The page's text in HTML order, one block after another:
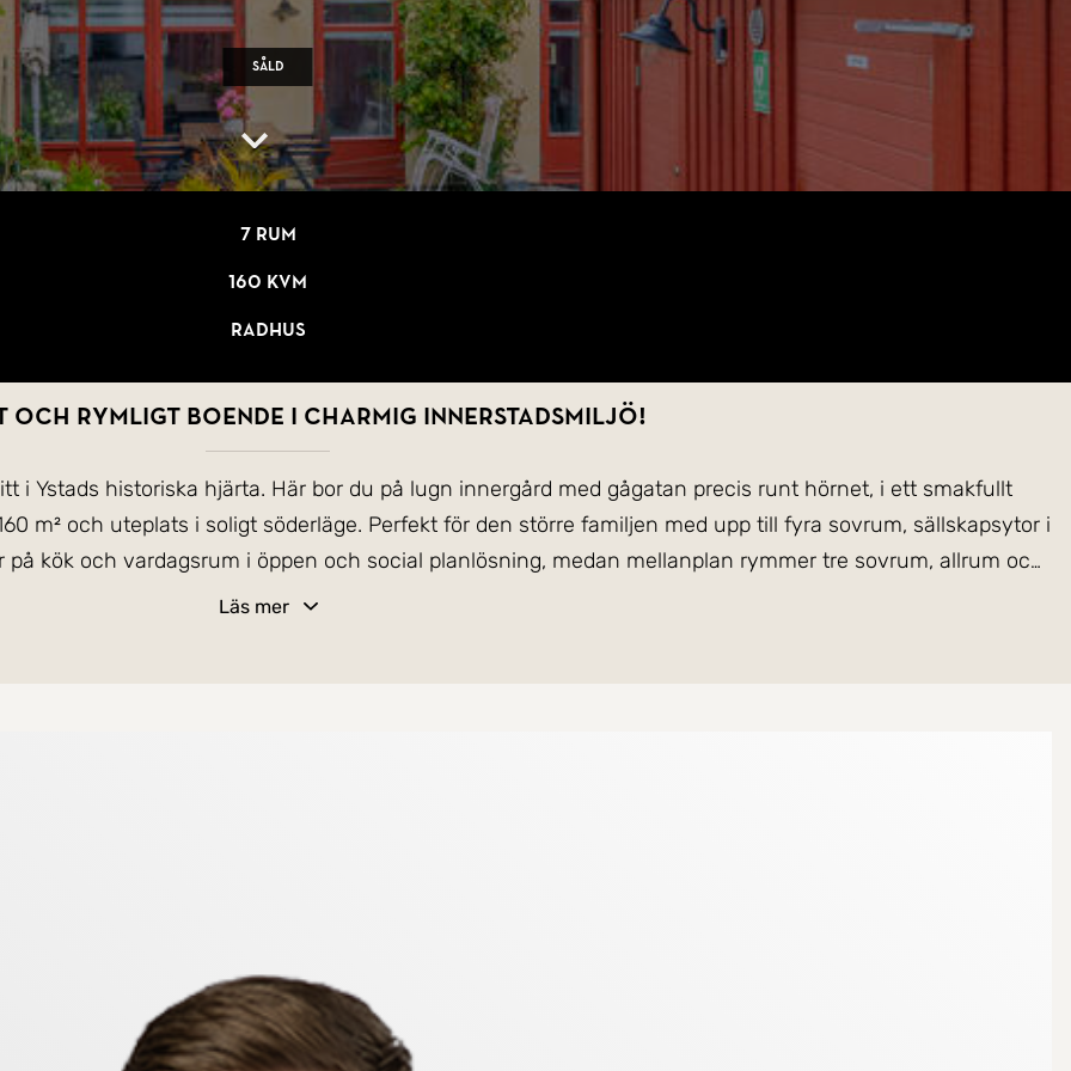
Såld
7 rum
160 kvm
Radhus
och rymligt boende i charmig innerstadsmiljö!
i Ystads historiska hjärta. Här bor du på lugn innergård med gågatan precis runt hörnet, i ett smakfullt
m² och uteplats i soligt söderläge. Perfekt för den större familjen med upp till fyra sovrum, sällskapsytor i
kök och vardagsrum i öppen och social planlösning, medan mellanplan rymmer tre sovrum, allrum och
ytterligare ett sovrum och en stor klädkammare. Ett centralt men avskilt boende i en historisk miljö
Läs mer